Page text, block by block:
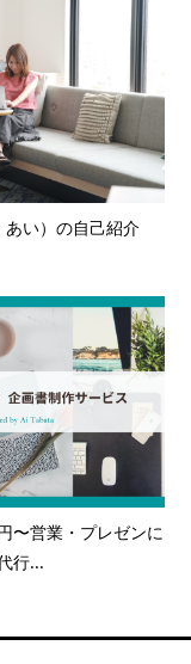
い）の自己紹介
〜営業・プレゼンに
行...